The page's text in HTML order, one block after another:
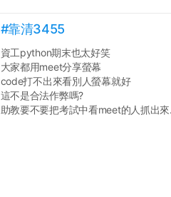
#靠清3455
資工python期末也太好笑
大家都用meet分享螢幕
code打不出來看別人螢幕就好
這不是合法作弊嗎?
助教要不要把考試中看meet的人抓出